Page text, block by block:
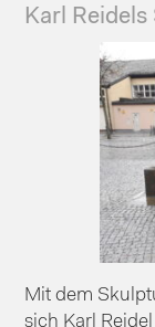
Karl
Mit dem
sich Karl